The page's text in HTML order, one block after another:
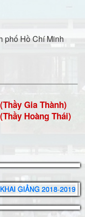
phố Hồ Chí Minh
Gia Thành)
Hoàng Thái)